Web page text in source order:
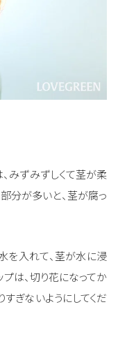
みずみずしくて茎が柔
分が多いと、茎が腐っ
を入れて、茎が水に浸
は、切り花になってか
ぎないようにしてくだ